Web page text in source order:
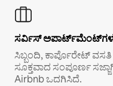
ಸರ್ವಿಸ್
ಸಿಬ್ಬಂದಿ, ಕಾರ್ಪೊರೇಟ್ ವಸತಿ
ಸೂಕ್ತವಾದ ಸಂಪೂರ್ಣ
Airbnb ಒದಗಿಸಿದೆ.